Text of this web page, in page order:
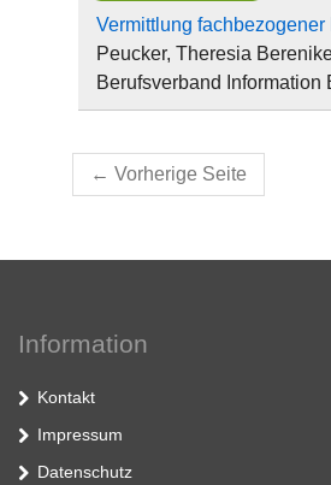
Vermittlung
Peucker, Theresia
Berufsverband Information
← Vorherige Seite
Information
Kontakt
Impressum
Datenschutz